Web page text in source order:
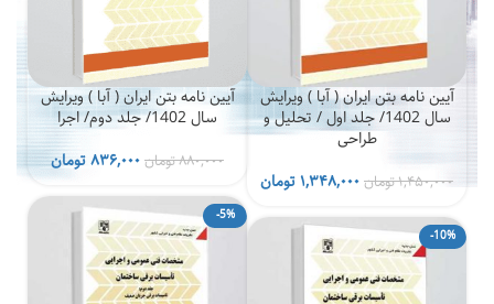
آیین نامه بتن ایران ( آبا ) ویرایش
سال 1402/ جلد اول / تحلیل و
طراحی
۱,۴۵۰,۰۰۰تومانقیمت
۱,۴۵۰,۰۰۰ تومان
بود.
۱,۳۴۸,۰۰۰تومانقیمت
فعلی
۱,۳۴۸,۰۰۰ تومان
آیین نامه بتن ایران ( آبا ) ویرایش
سال 1402/ جلد دوم/ اجرا
۸۸۰,۰۰۰تومانقیمت
۸۸۰,۰۰۰ تومان
بود.
۸۳۶,۰۰۰تومانقیمت
فعلی
-5%
-10%